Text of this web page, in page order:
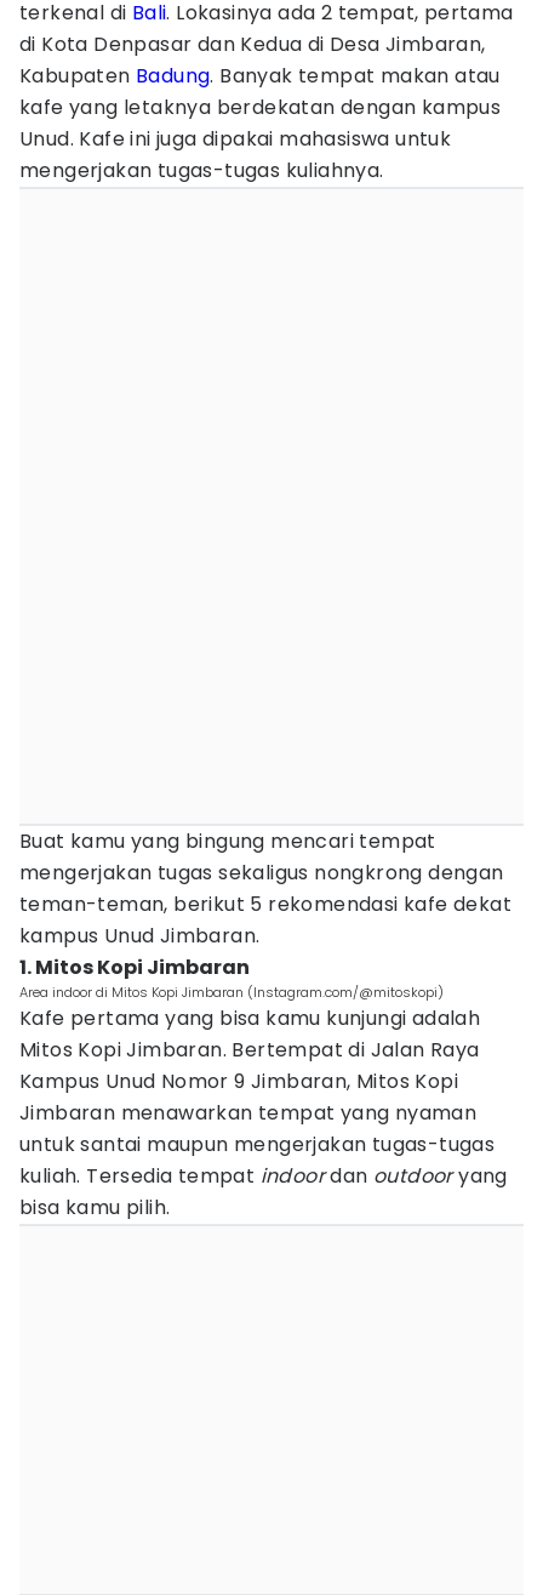
terkenal di Bali. Lokasinya ada 2 tempat, pertama
di Kota Denpasar dan Kedua di Desa Jimbaran,
Kabupaten Badung. Banyak tempat makan atau
kafe yang letaknya berdekatan dengan kampus
Unud. Kafe ini juga dipakai mahasiswa untuk
mengerjakan tugas-tugas kuliahnya.
Buat kamu yang bingung mencari tempat
mengerjakan tugas sekaligus nongkrong dengan
teman-teman, berikut 5 rekomendasi kafe dekat
kampus Unud Jimbaran.
1. Mitos Kopi Jimbaran
Area indoor di Mitos Kopi Jimbaran (Instagram.com/@mitoskopi)
Kafe pertama yang bisa kamu kunjungi adalah
Mitos Kopi Jimbaran. Bertempat di Jalan Raya
Kampus Unud Nomor 9 Jimbaran, Mitos Kopi
Jimbaran menawarkan tempat yang nyaman
untuk santai maupun mengerjakan tugas-tugas
kuliah. Tersedia tempat indoordan outdooryang
bisa kamu pilih.